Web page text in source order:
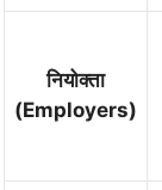
नियोक्ता
(Employers)